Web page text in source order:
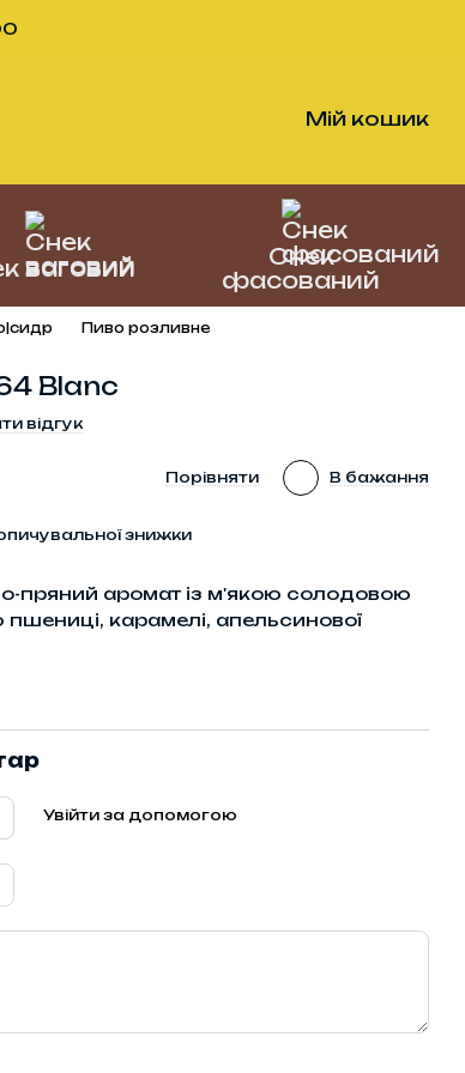
Мій кошик
ваговий
Снек
фасований
Пиво розливне
Blanc
відгук
Порівняти В бажання
знижки
пряний аромат із м'якою солодовою
карамелі, апельсинової
Увійти за допомогою